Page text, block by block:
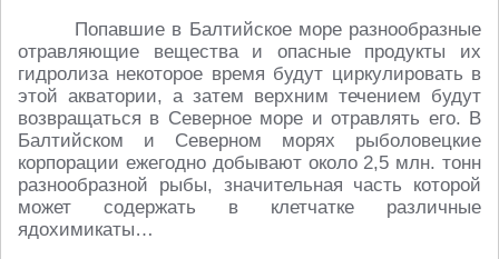
Попавшие в Балтийское море разнообразные
отравляющие вещества и опасные продукты их
гидролиза некоторое время будут циркулировать в
этой акватории, а затем верхним течением будут
возвращаться в Северное море и отравлять его. В
Балтийском и Северном морях рыболовецкие
корпорации ежегодно добывают около 2,5 млн. тонн
разнообразной рыбы, значительная часть которой
может содержать в клетчатке различные
ядохимикаты…